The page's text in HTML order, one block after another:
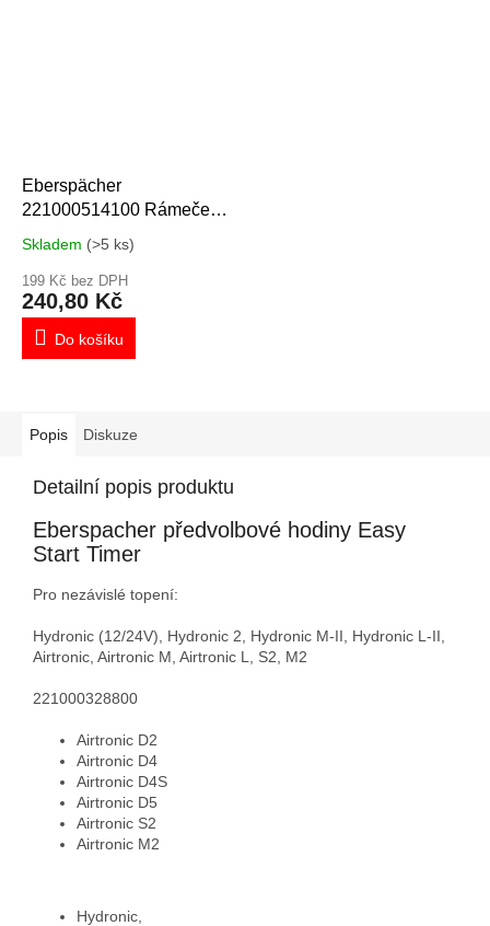
Eberspächer
221000514100 Rámeček
Skladem (>5 ks)
199 Kč bez DPH
240,80 Kč
Do košíku
Popis Diskuze
Detailní popis produktu
Eberspacher předvolbové hodiny Easy
Start Timer
Pro nezávislé topení:
Hydronic (12/24V), Hydronic 2, Hydronic M-II, Hydronic L-II,
Airtronic, Airtronic M, Airtronic L, S2, M2
221000328800
Airtronic D2
Airtronic D4
Airtronic D4S
Airtronic D5
Airtronic S2
Airtronic M2
Hydronic,